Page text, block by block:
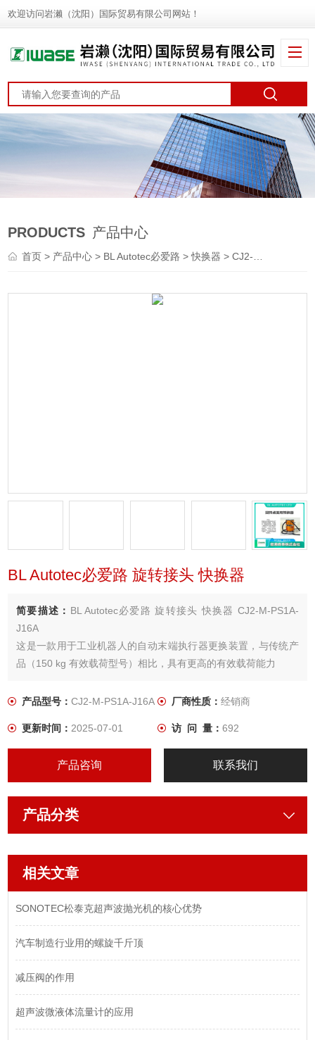
欢迎访问岩濑（沈阳）国际贸易有限公司网站！
PRODUCTS 产品中心
首页> 产品中心 > BL Autotec必爱路 >快换器 > CJ2-M-PS1A-J16ABL Autotec必爱路 旋转接头 快换器
BL Autotec必爱路 旋转接头 快换器
简要描述： BL Autotec必爱路 旋转接头 快换器 CJ2-M-PS1A-
J16A
这是一款用于工业机器人的自动末端执行器更换装置，与传统产
品（150 kg 有效载荷型号）相比，具有更高的有效载荷能力
产品型号：CJ2-M-PS1A-J16A 厂商性质： 经销商
更新时间：2025-07-01 访 问 量： 692
产品咨询 联系我们
产品分类
相关文章
SONOTEC松泰克超声波抛光机的核心优势
汽车制造行业用的螺旋千斤顶
减压阀的作用
超声波微液体流量计的应用